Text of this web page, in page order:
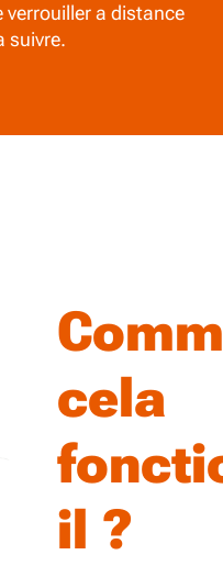
verrouiller a distance
suivre.
cela
il ?